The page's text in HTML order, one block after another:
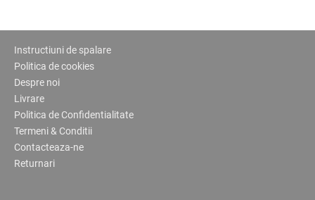
Instructiuni de spalare
Politica de cookies
Despre noi
Livrare
Politica de Confidentialitate
Termeni & Conditii
Contacteaza-ne
Returnari